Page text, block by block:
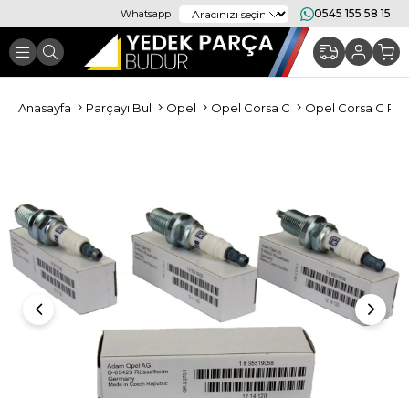
Whatsapp 0545 155 58 15
Anasayfa Parçayı Bul Opel Opel Corsa C Opel Corsa C